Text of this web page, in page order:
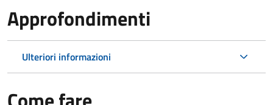
Approfondimenti
Ulteriori informazioni